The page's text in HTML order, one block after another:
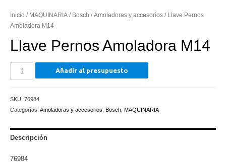
Inicio / MAQUINARIA / Bosch /Amoladoras y accesorios / Llave Pernos
Amoladora M14
Llave Pernos Amoladora M14
Llave
Pernos
M14
cantidad
Añadir al presupuesto
SKU: 76984
Categorías: Amoladoras y accesorios Bosch MAQUINARIA
Descripción
76984